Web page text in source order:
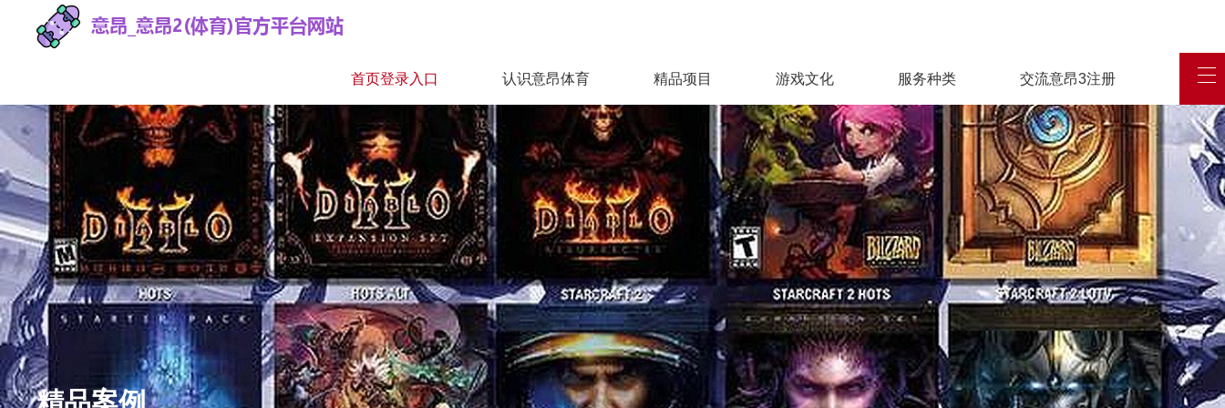
首页登录入口 认识意昂体育 精品项目 游戏文化 服务种类 交流意昂3注册
精品案例